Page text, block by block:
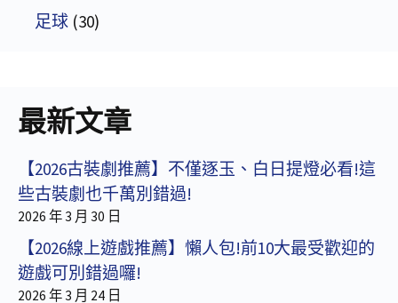
足球 (30)
最新文章
【2026古裝劇推薦】不僅逐玉、白日提燈必看!這
些古裝劇也千萬別錯過!
2026 年 3 月 30 日
【2026線上遊戲推薦】懶人包!前10大最受歡迎的
遊戲可別錯過囉!
2026 年 3 月 24 日